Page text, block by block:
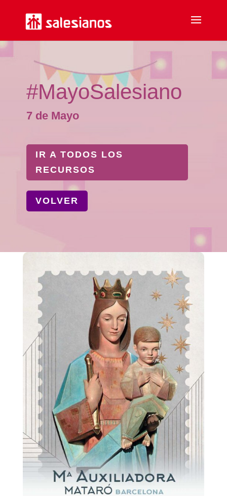
#MayoSalesiano
7 de Mayo
IR A TODOS LOS
RECURSOS
VOLVER